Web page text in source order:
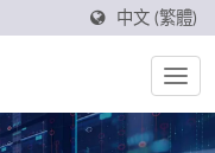
中文 (繁體)